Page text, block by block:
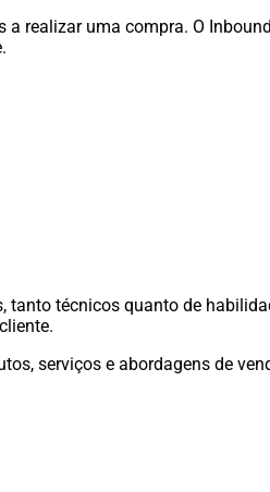
realizar uma compra. O
técnicos quanto de
serviços e abordagens de